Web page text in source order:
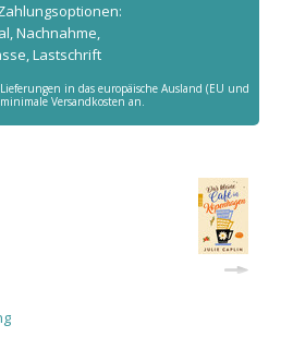
Nachnahme,
Lastschrift
in das europäische Ausland (EU und
Versandkosten an.